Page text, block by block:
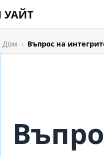
УАЙТ
Дом › Въпрос на